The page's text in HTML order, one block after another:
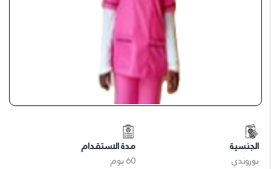
الجنسية
بوروندي
مدة الاستقدام
60 يوم